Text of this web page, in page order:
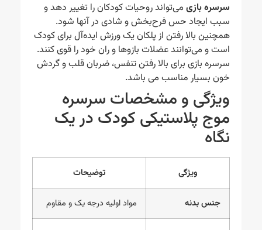
سرسره بازیمی‌تواند روحیات کودکان را تغییر دهد و
سبب ایجاد حس فرح‌بخش و شادی در آنها شود.
همچنین بالا رفتن از پلکان یک ورزش ایده‌آل برای کودک
است و می‌توانند عضلات بازوها و ران خود را قوی کنند.
سرسره بازی برای بالا رفتن تنفس، ضربان قلب و گردش
خون بسیار مناسب می باشد.
ویژگی و مشخصات سرسره
موج پلاستیکی کودک در یک
توضیحات
جنس بدنه مواد اولیه درجه یک و مقاوم